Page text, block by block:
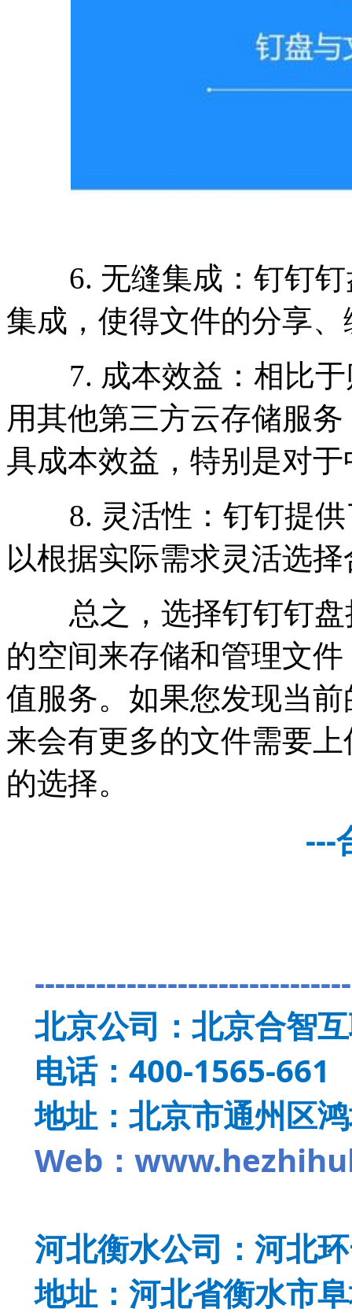
6. 无缝集成：钉钉钉
集成，使得文件的分享
7. 成本效益：相比于
用其他第三方云存储服
具成本效益，特别是对
8. 灵活性：钉钉提供
以根据实际需求灵活选
总之，选择钉钉钉盘
的空间来存储和管理文
值服务。如果您发现当
来会有更多的文件需要
的选择。
---
北京公司：北京合智
电话：400-1565-661
地址：北京市通州区
Web：
河北衡水公司：河北
地址：河北省衡水市